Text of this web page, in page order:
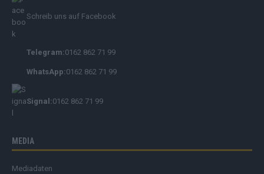
Schreib uns auf Facebook
Telegram:0162 862 71 99
WhatsApp:0162 862 71 99
Signal:0162 862 71 99
MEDIA
Mediadaten